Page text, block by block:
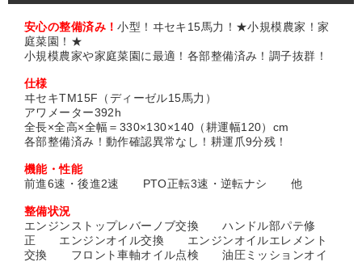
安心の整備済み！小型！ヰセキ15馬力！★小規模農家！家
庭菜園！★
小規模農家や家庭菜園に最適！各部整備済み！調子抜群！
仕様
ヰセキTM15F（ディーゼル15馬力）
アワメーター392h
全長×全高×全幅＝330×130×140（耕運幅120）cm
各部整備済み！動作確認異常なし！耕運爪9分残！
機能・性能
前進6速・後進2速 PTO正転3速・逆転ナシ 他
整備状況
エンジンストップレバーノブ交換 ハンドル部パテ修
正 エンジンオイル交換 エンジンオイルエレメント
交換 フロント車軸オイル点検 油圧ミッションオイ